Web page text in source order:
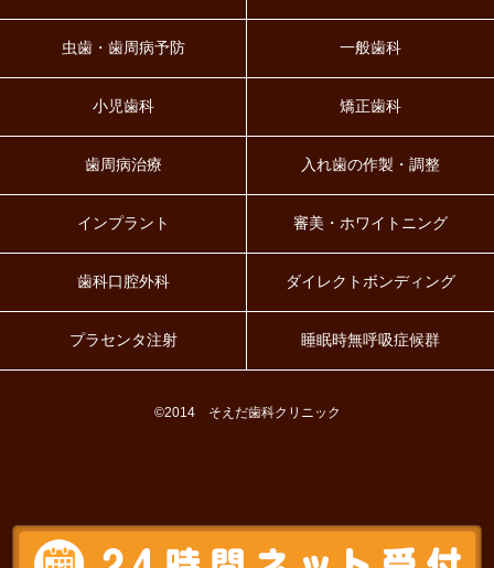
虫歯・歯周病予防 一般歯科
小児歯科 矯正歯科
歯周病治療 入れ歯の作製・調整
インプラント 審美・ホワイトニング
歯科口腔外科 ダイレクトボンディング
プラセンタ注射 睡眠時無呼吸症候群
©2014 そえだ歯科クリニック